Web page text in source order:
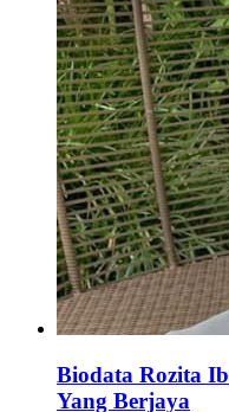
Biodata Rozita
Yang Berjaya